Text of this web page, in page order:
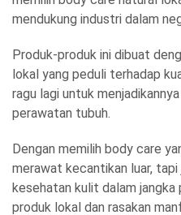
mendukung industri dalam
Produk-produk ini dibuat
lokal yang peduli terhadap
ragu lagi untuk
perawatan tubuh.
Dengan memilih body care
merawat kecantikan luar,
kesehatan kulit dalam jangka
produk lokal dan rasakan